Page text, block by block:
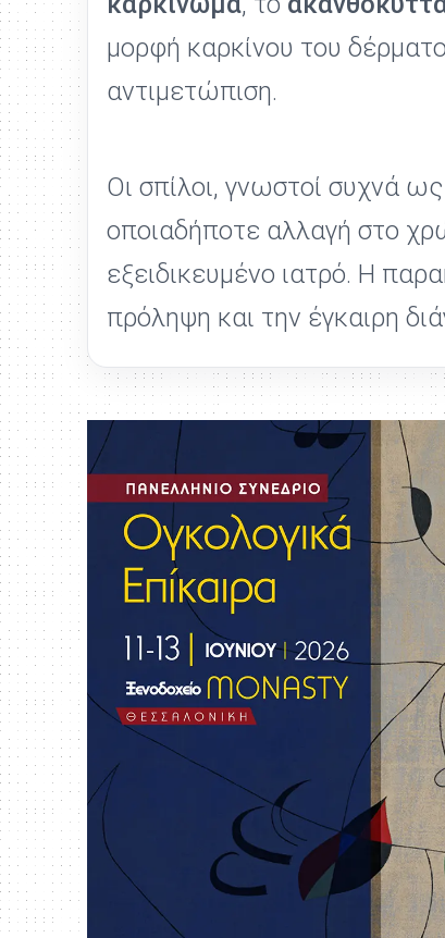
μορφή καρκίνου του
αντιμετώπιση.
Οι σπίλοι, γνωστοί συχνά
οποιαδήποτε αλλαγή στο
εξειδικευμένο ιατρό. Η
πρόληψη και την έγκαιρη